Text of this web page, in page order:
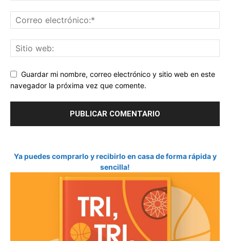
Guardar mi nombre, correo electrónico y sitio web en este
navegador la próxima vez que comente.
Ya puedes comprarlo y recibirlo en casa de forma rápida y
sencilla!